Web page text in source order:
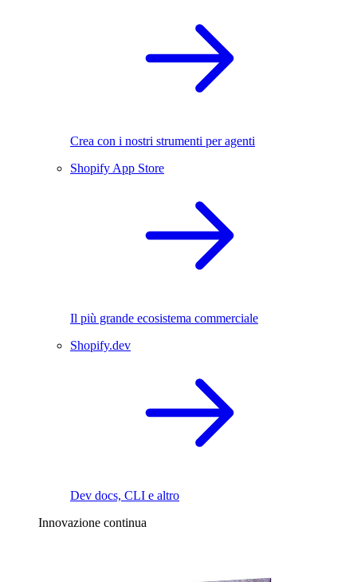
Crea con i nostri strumenti per agenti
Shopify App Store
Il più grande ecosistema commerciale
Shopify.dev
Dev docs, CLI e altro
Innovazione continua